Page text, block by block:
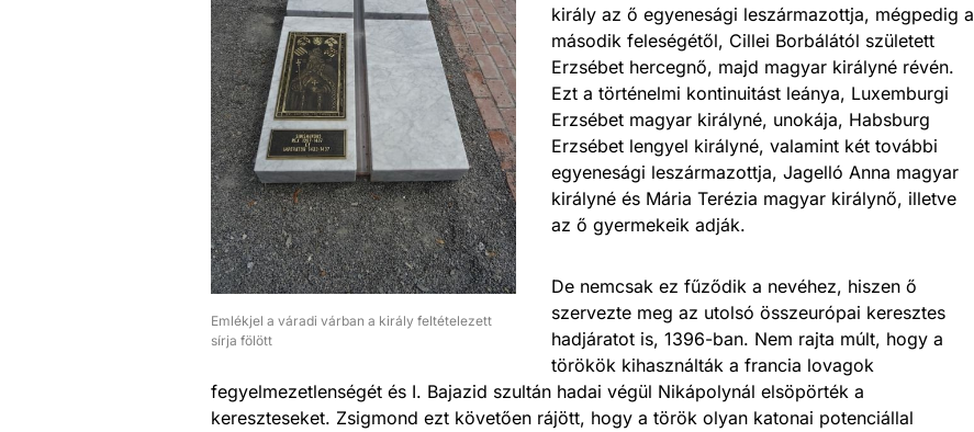
Emlékjel a váradi várban a király feltételezett
sírja fölött
király az ő egyenesági leszármazottja, mégpedig a
második feleségétől, Cillei Borbálától született
Erzsébet hercegnő, majd magyar királyné révén.
Ezt a történelmi kontinuitást leánya, Luxemburgi
Erzsébet magyar királyné, unokája, Habsburg
Erzsébet lengyel királyné, valamint két további
egyenesági leszármazottja, Jagelló Anna magyar
királyné és Mária Terézia magyar királynő, illetve
az ő gyermekeik adják.
De nemcsak ez fűződik a nevéhez, hiszen ő
szervezte meg az utolsó összeurópai keresztes
hadjáratot is, 1396-ban. Nem rajta múlt, hogy a
törökök kihasználták a francia lovagok
fegyelmezetlenségét és I. Bajazid szultán hadai végül Nikápolynál elsöpörték a
kereszteseket. Zsigmond ezt követően rájött, hogy a török olyan katonai potenciállal